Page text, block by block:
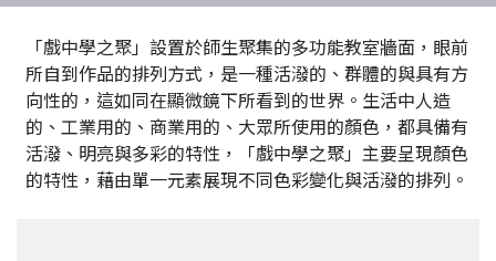
「戲中學之聚」設置於師生聚集的多功能教室牆面，眼前
所自到作品的排列方式，是一種活潑的、群體的與具有方
向性的，這如同在顯微鏡下所看到的世界。生活中人造
的、工業用的、商業用的、大眾所使用的顏色，都具備有
活潑、明亮與多彩的特性，「戲中學之聚」主要呈現顏色
的特性，藉由單一元素展現不同色彩變化與活潑的排列。